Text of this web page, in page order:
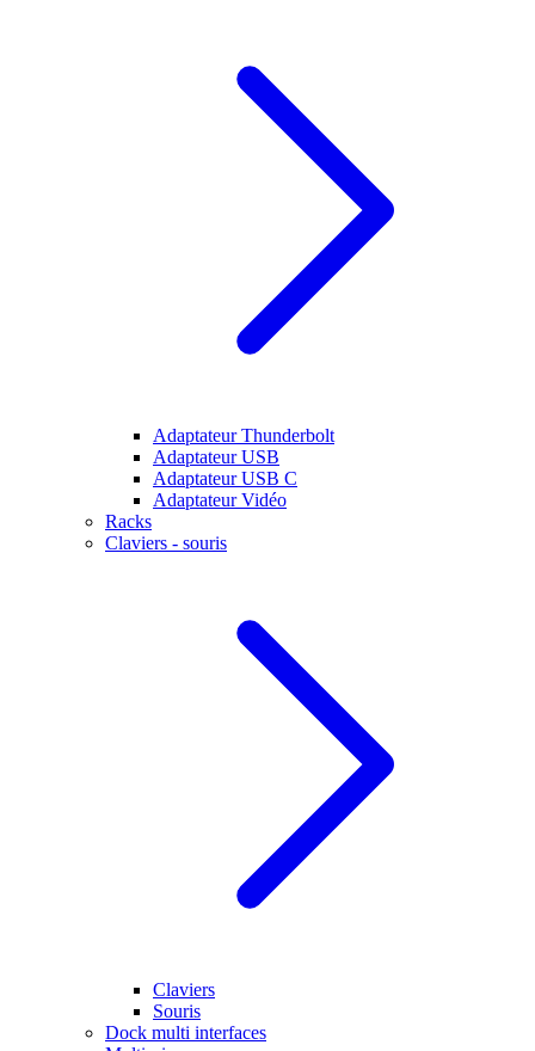
Adaptateur Thunderbolt
Adaptateur USB
Adaptateur USB C
Adaptateur Vidéo
Racks
Claviers - souris
Claviers
Souris
Dock multi interfaces